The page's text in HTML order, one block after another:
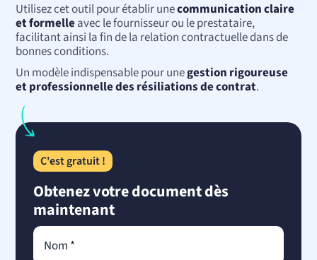
Utilisez cet outil pour établir unecommunication claire
et formelleavec le fournisseur ou le prestataire,
facilitant ainsi la fin de la relation contractuelle dans de
bonnes conditions.
Un modèle indispensable pour unegestion rigoureuse
et professionnelle des résiliations de contrat.
C'est gratuit !
Obtenez votre document dès
maintenant